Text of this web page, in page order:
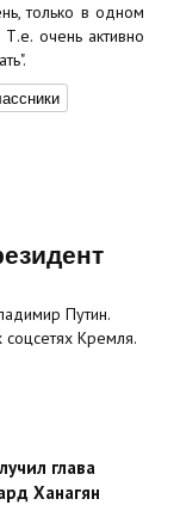
только в одном
очень активно
Путин.
Кремля.
глава
Ханагян